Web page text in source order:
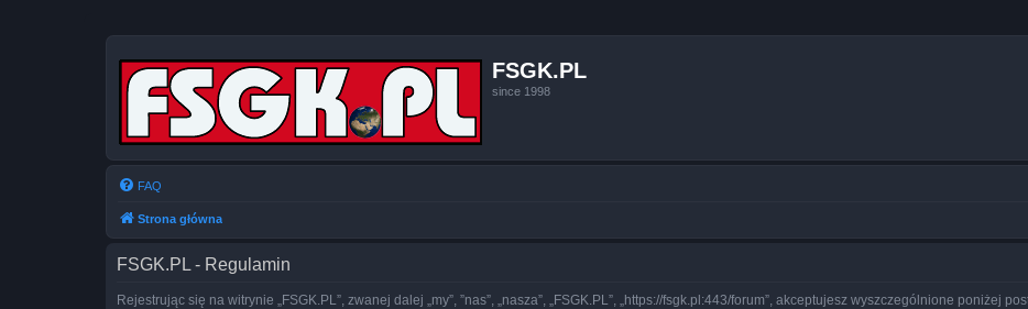
FSGK.PL
since 1998
FAQ
Strona główna
FSGK.PL - Regulamin
Rejestrując się na witrynie „FSGK.PL”, zwanej dalej „my”, ”nas”, „nasza”, „FSGK.PL”, „https://fsgk.pl:443/forum”, akceptujesz wyszczególnione poniżej